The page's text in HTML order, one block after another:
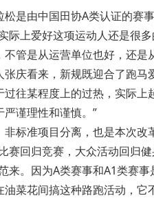
是由中国田协A类认证的
际上爱好这项运动人还是很
管是从运营单位也好，还
庆看来，新规既迎合了跑
往某程度上的过热，实际
谨理性和谨慎。”
标准项目分离，也是本次
回归竞赛，大众活动回归健
来。因为A类赛事和A1类赛
菜花间搞这种路跑活动，